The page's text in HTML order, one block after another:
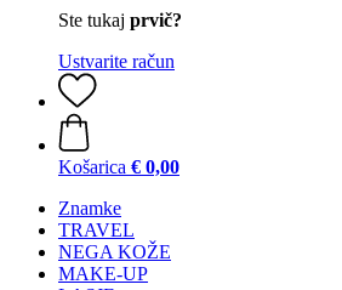
Ste tukaj prvič?
Ustvarite račun
Košarica € 0,00
Znamke
TRAVEL
NEGA KOŽE
MAKE-UP